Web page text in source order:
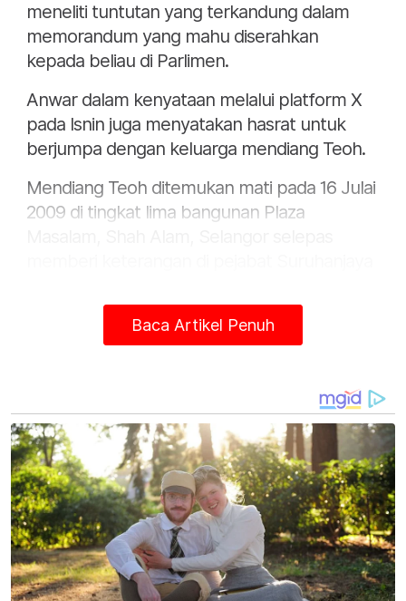
meneliti tuntutan yang terkandung dalam
memorandum yang mahu diserahkan
kepada beliau di Parlimen.
Anwar dalam kenyataan melalui platform X
pada Isnin juga menyatakan hasrat untuk
berjumpa dengan keluarga mendiang Teoh.
Mendiang Teoh ditemukan mati pada 16 Julai
2009 di tingkat lima bangunan Plaza
tingkat 14 bangunan sama.
Suruhanjaya Siasatan Diraja (RCI) kes itu pada
membunuh diri berikutan siasatan yang
dijalankan SPRM. - Bernama
Artikel Berkaitan:
Kerajaan terus bela nasib Beng Hock, Adib
Ringgit dijangka naik kepada 4.65 berbanding dolar
AS minggu depan
Sultan Selangor adakan pertemuan dengan PM di
Seri Perdana
Baca Artikel Penuh